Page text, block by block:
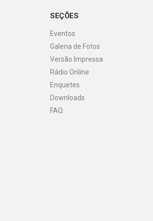
SEÇÕES
Eventos
Galeria de Fotos
Versão Impressa
Rádio Online
Enquetes
Downloads
FAQ